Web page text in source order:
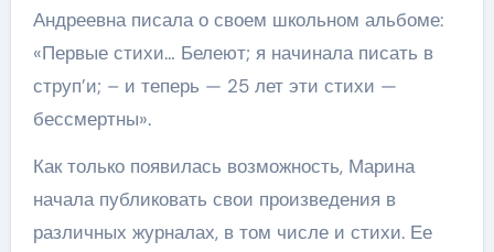
Андреевна писала о своем школьном альбоме:
«Первые стихи… Белеют; я начинала писать в
струп’и; – и теперь — 25 лет эти стихи —
бессмертны».
Как только появилась возможность, Марина
начала публиковать свои произведения в
различных журналах, в том числе и стихи. Ее